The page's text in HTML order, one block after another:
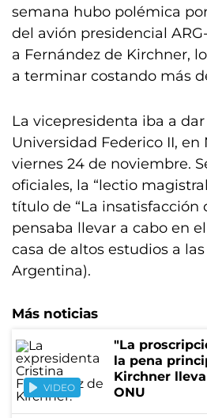
semana hubo polémica
del avión presidencial
a Fernández de Kirchner,
a terminar costando más
La vicepresidenta iba a
Universidad Federico II, en
viernes 24 de noviembre.
oficiales, la “lectio
título de “La insatisfacción
pensaba llevar a cabo en
casa de altos estudios a las
Argentina).
Más noticias
VIDEO
"La
la pena
Kirchner
ONU